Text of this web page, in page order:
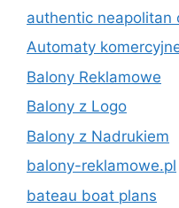
authentic neapolitan
Automaty
Balony Reklamowe
Balony z Logo
Balony z Nadrukiem
balony-reklamowe.pl
bateau boat plans